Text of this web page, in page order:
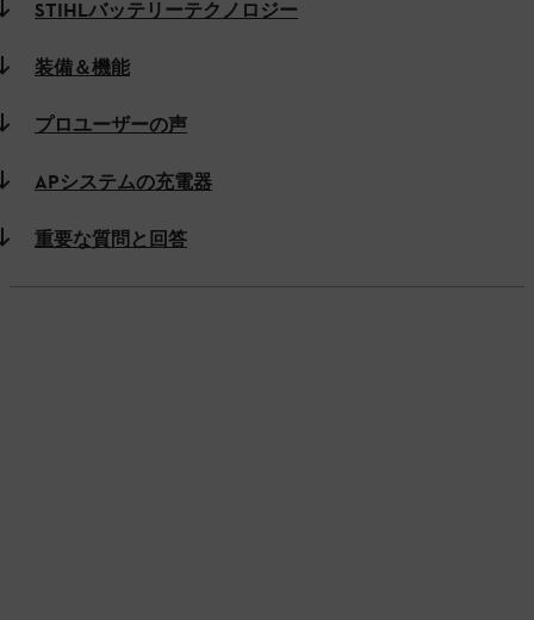
STIHLバッテリーテクノロジー
装備＆機能
プロユーザーの声
APシステムの充電器
重要な質問と回答